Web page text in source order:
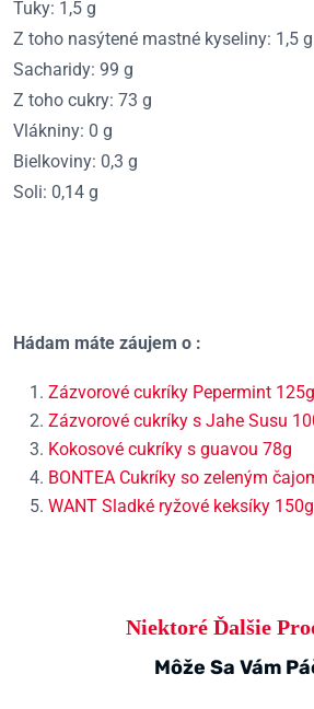
Tuky: 1,5 g
Z toho nasýtené mastné kyseliny: 1,5 g
Sacharidy: 99 g
Z toho cukry: 73 g
Vlákniny: 0 g
Bielkoviny: 0,3 g
Soli: 0,14 g
Hádam máte záujem o :
Zázvorové cukríky Pepermint 125g
Zázvorové cukríky s Jahe Susu
Kokosové cukríky s guavou 78g
BONTEA Cukríky so zeleným
WANT Sladké ryžové keksíky 150g
Niektoré Ďalšie
Môže Sa Vám